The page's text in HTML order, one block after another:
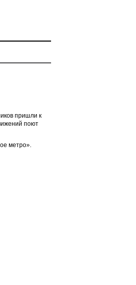
пришли к
поют
метро».